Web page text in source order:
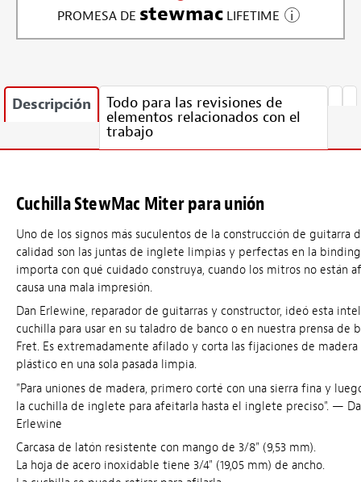
PROMESA DE stewmacLIFETIME
Descripción Todo para las revisiones de
elementos relacionados con el
trabajo
Cuchilla StewMac Miter para unión
Uno de los signos más suculentos de la construcción de guitarra
calidad son las juntas de inglete limpias y perfectas en la
importa con qué cuidado construya, cuando los mitros no están
causa una mala impresión.
Dan Erlewine, reparador de guitarras y constructor, ideó esta
cuchilla para usar en su taladro de banco o en nuestra prensa de
Fret. Es extremadamente afilado y corta las fijaciones de madera
plástico en una sola pasada limpia.
"Para uniones de madera, primero corté con una sierra fina y
la cuchilla de inglete para afeitarla hasta el inglete preciso". —
Erlewine
Carcasa de latón resistente con mango de 3/8" (9,53 mm).
La hoja de acero inoxidable tiene 3/4" (19,05 mm) de ancho.